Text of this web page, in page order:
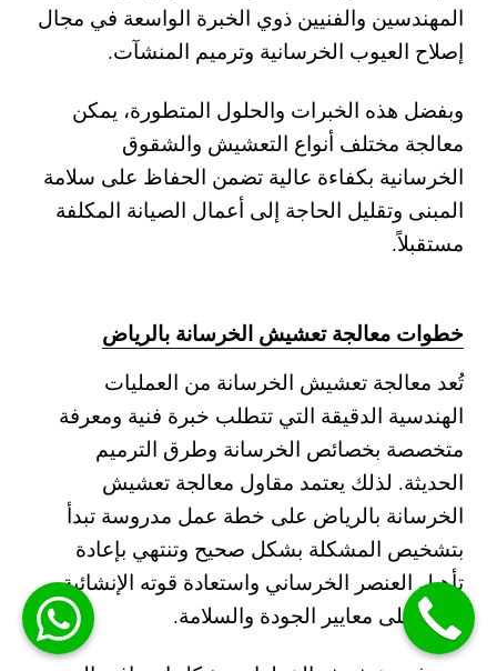
المهندسين والفنيين ذوي الخبرة الواسعة في مجال
إصلاح العيوب الخرسانية وترميم المنشآت.
وبفضل هذه الخبرات والحلول المتطورة، يمكن
معالجة مختلف أنواع التعشيش والشقوق
الخرسانية بكفاءة عالية تضمن الحفاظ على سلامة
المبنى وتقليل الحاجة إلى أعمال الصيانة المكلفة
مستقبلاً.
خطوات معالجة تعشيش الخرسانة بالرياض
تُعد معالجة تعشيش الخرسانة من العمليات
الهندسية الدقيقة التي تتطلب خبرة فنية ومعرفة
متخصصة بخصائص الخرسانة وطرق الترميم
الحديثة. لذلك يعتمد مقاول معالجة تعشيش
الخرسانة بالرياض على خطة عمل مدروسة تبدأ
بتشخيص المشكلة بشكل صحيح وتنتهي بإعادة
تأهيل العنصر الخرساني واستعادة قوته الإنشائية
وفق أعلى معايير الجودة والسلامة.